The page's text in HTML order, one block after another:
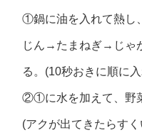
①鍋に油を入れて熱し
じん→たまねぎ→じゃ
る。(10秒おきに順に
②①に水を加えて、野
(アクが出てきたらす